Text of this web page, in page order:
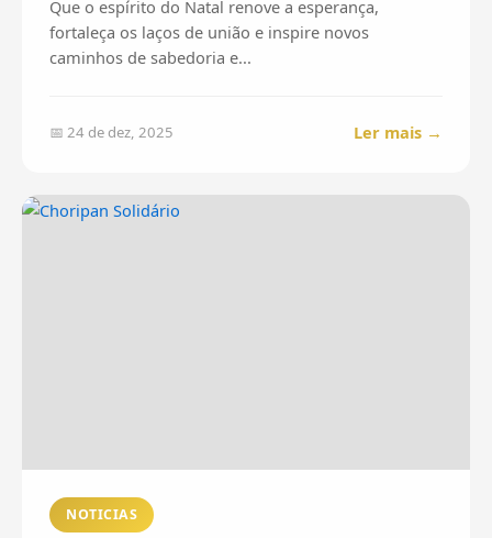
Que o espírito do Natal renove a esperança,
fortaleça os laços de união e inspire novos
caminhos de sabedoria e...
📅 24 de dez, 2025 Ler mais →
NOTICIAS